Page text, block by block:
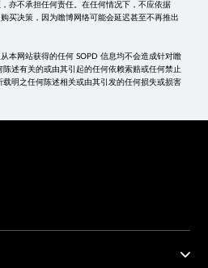
亦不承担任何责任。在任何情况下，不应依据
买决策，因为瞻博网络可能会延迟甚至不再推出
本网站获得的任何 SOPD 信息均不会造成针对瞻
述有关的或由其引起的任何依赖索赔或任何禁止
载明之任何陈述相关或由其引发的任何损失或损害